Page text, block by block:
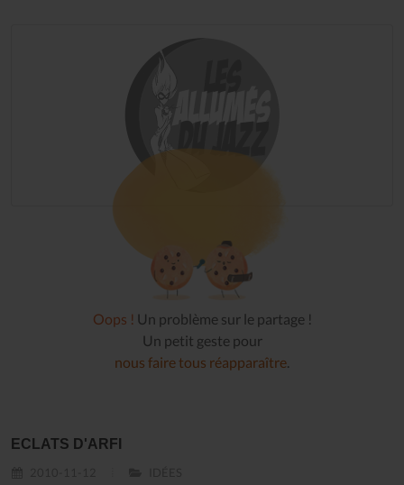
Oops ! Un problème sur le partage !
Un petit geste pour
nous faire tous réapparaître.
ECLATS D'ARFI